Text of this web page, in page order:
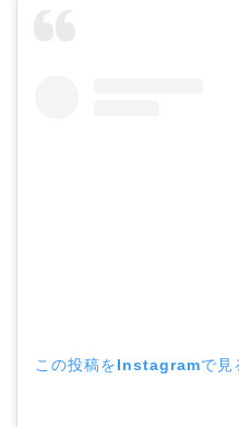
この投稿をInstagramで見